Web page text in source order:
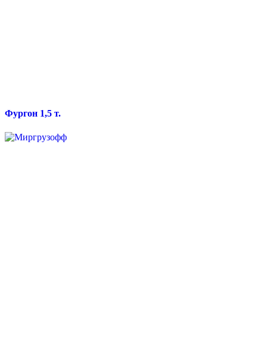
Фургон 1,5 т.